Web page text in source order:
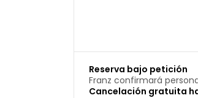
Reserva bajo petición
Franz confirmará
Cancelación gratuita